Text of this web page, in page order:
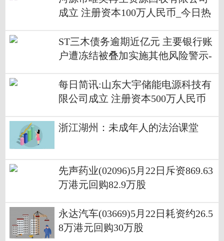
成立 注册资本100万人民币_今日热
ST三木债务逾期近亿元 主要银行账
户遭冻结被叠加实施其他风险警示-
每日简讯:山东大宇储能电源科技有
限公司成立 注册资本500万人民币
浙江湖州：未成年人的法治课堂
先声药业(02096)5月22日斥资869.63
万港元回购82.9万股
永达汽车(03669)5月22日耗资约26.5
8万港元回购30万股